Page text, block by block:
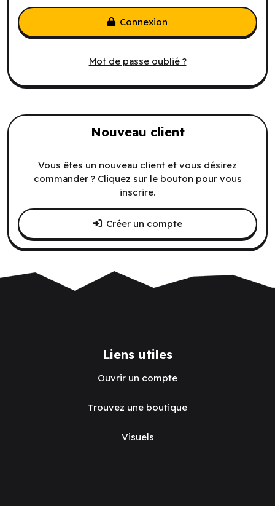
Mot de passe oublié ?
Connexion
Nouveau client
Vous êtes un nouveau client et vous désirez
commander ? Cliquez sur le bouton pour vous
inscrire.
Créer un compte
Liens utiles
Ouvrir un compte
Trouvez une boutique
Visuels